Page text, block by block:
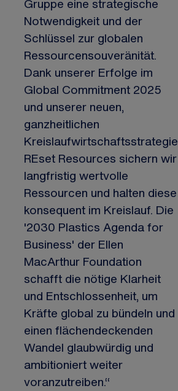
Gruppe eine strategische
Notwendigkeit und der
Schlüssel zur globalen
Ressourcensouveränität.
Dank unserer Erfolge im
Global Commitment 2025
und unserer neuen,
ganzheitlichen
Kreislaufwirtschaftsstrategie
REset Resources sichern wir
langfristig wertvolle
Ressourcen und halten diese
konsequent im Kreislauf. Die
'2030 Plastics Agenda for
Business' der Ellen
MacArthur Foundation
schafft die nötige Klarheit
und Entschlossenheit, um
Kräfte global zu bündeln und
einen flächendeckenden
Wandel glaubwürdig und
ambitioniert weiter
voranzutreiben.“